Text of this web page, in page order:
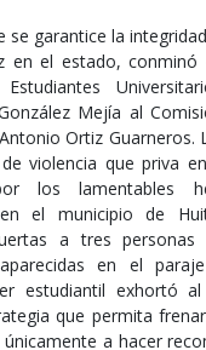
se garantice la
en el estado, conminó
Mejía al
Ortiz
violencia que priva
los lamentables
el municipio de
a tres personas
en el paraje
estudiantil exhortó
que permita
a hacer